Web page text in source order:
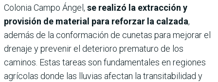
Colonia Campo Ángel, se realizó la extracción y
provisión de material para reforzar la calzada,
además de la conformación de cunetas para mejorar el
drenaje y prevenir el deterioro prematuro de los
caminos. Estas tareas son fundamentales en regiones
agrícolas donde las lluvias afectan la transitabilidad y